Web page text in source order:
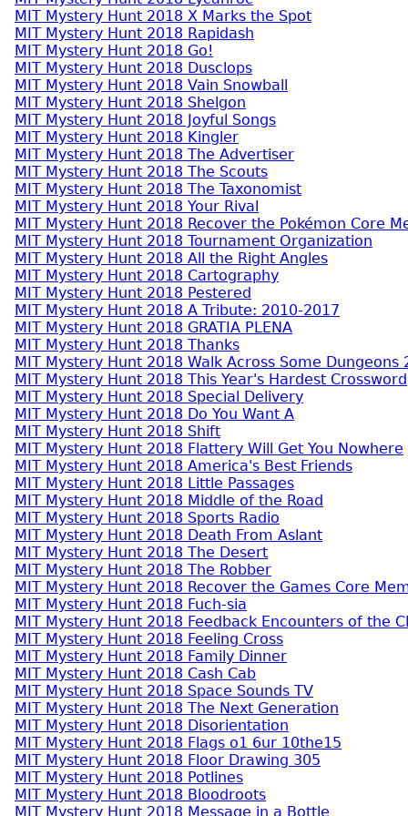
MIT Mystery Hunt 2018 X Marks the Spot
MIT Mystery Hunt 2018 Rapidash
MIT Mystery Hunt 2018 Go!
MIT Mystery Hunt 2018 Dusclops
MIT Mystery Hunt 2018 Vain Snowball
MIT Mystery Hunt 2018 Shelgon
MIT Mystery Hunt 2018 Joyful Songs
MIT Mystery Hunt 2018 Kingler
MIT Mystery Hunt 2018 The Advertiser
MIT Mystery Hunt 2018 The Scouts
MIT Mystery Hunt 2018 The Taxonomist
MIT Mystery Hunt 2018 Your Rival
MIT Mystery Hunt 2018 Recover the Pokémon Core
MIT Mystery Hunt 2018 Tournament Organization
MIT Mystery Hunt 2018 All the Right Angles
MIT Mystery Hunt 2018 Cartography
MIT Mystery Hunt 2018 Pestered
MIT Mystery Hunt 2018 A Tribute: 2010-2017
MIT Mystery Hunt 2018 GRATIA PLENA
MIT Mystery Hunt 2018 Thanks
MIT Mystery Hunt 2018 Walk Across Some Dungeons
MIT Mystery Hunt 2018 This Year's Hardest Crossword
MIT Mystery Hunt 2018 Special Delivery
MIT Mystery Hunt 2018 Do You Want A
MIT Mystery Hunt 2018 Shift
MIT Mystery Hunt 2018 Flattery Will Get You Nowhere
MIT Mystery Hunt 2018 America's Best Friends
MIT Mystery Hunt 2018 Little Passages
MIT Mystery Hunt 2018 Middle of the Road
MIT Mystery Hunt 2018 Sports Radio
MIT Mystery Hunt 2018 Death From Aslant
MIT Mystery Hunt 2018 The Desert
MIT Mystery Hunt 2018 The Robber
MIT Mystery Hunt 2018 Recover the Games Core
MIT Mystery Hunt 2018 Fuch-sia
MIT Mystery Hunt 2018 Feedback Encounters of the
MIT Mystery Hunt 2018 Feeling Cross
MIT Mystery Hunt 2018 Family Dinner
MIT Mystery Hunt 2018 Cash Cab
MIT Mystery Hunt 2018 Space Sounds TV
MIT Mystery Hunt 2018 The Next Generation
MIT Mystery Hunt 2018 Disorientation
MIT Mystery Hunt 2018 Flags o1 6ur 10the15
MIT Mystery Hunt 2018 Floor Drawing 305
MIT Mystery Hunt 2018 Potlines
MIT Mystery Hunt 2018 Bloodroots
MIT Mystery Hunt 2018 Message in a Bottle